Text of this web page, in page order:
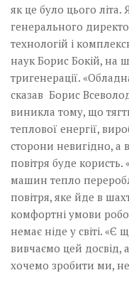
як це було цього
генерального
технологій і
наук Борис Бокій, на
тригенерації.
сказав Борис
виникла тому, що
теплової енергії,
сторони невигідно, а
повітря буде
машин тепло
повітря, яке йде в
комфортні умови
немає ніде у світі. «Є
вивчаємо цей досвід,
хочемо зробити ми,